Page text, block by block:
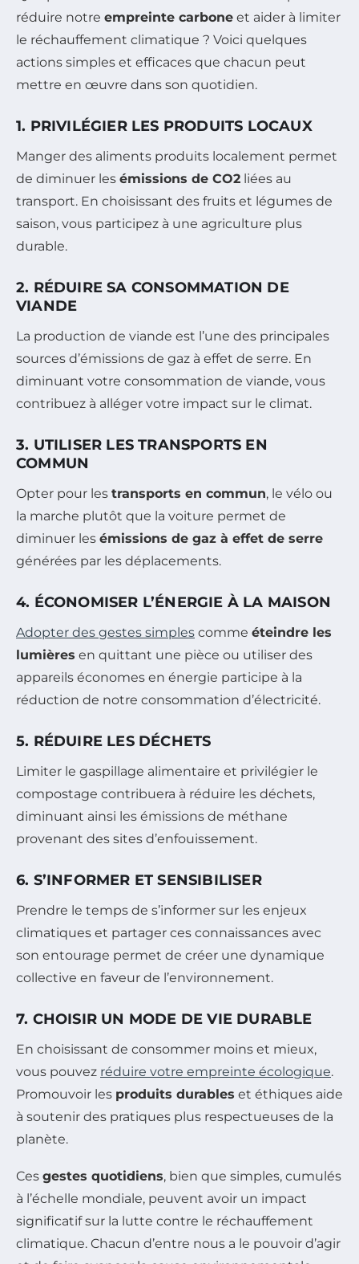
réduire notre empreinte carbone et aider à limiter
le réchauffement climatique ? Voici quelques
actions simples et efficaces que chacun peut
mettre en œuvre dans son quotidien.
1. PRIVILÉGIER LES PRODUITS LOCAUX
Manger des aliments produits localement permet
de diminuer les émissions de CO2 liées au
transport. En choisissant des fruits et légumes de
saison, vous participez à une agriculture plus
durable.
2. RÉDUIRE SA CONSOMMATION DE
VIANDE
La production de viande est l’une des principales
sources d’émissions de gaz à effet de serre. En
diminuant votre consommation de viande, vous
contribuez à alléger votre impact sur le climat.
3. UTILISER LES TRANSPORTS EN
COMMUN
Opter pour les transports en commun, le vélo ou
la marche plutôt que la voiture permet de
diminuer les émissions de gaz à effet de serre
générées par les déplacements.
4. ÉCONOMISER L’ÉNERGIE À LA MAISON
Adopter des gestes simples comme éteindre les
lumières en quittant une pièce ou utiliser des
appareils économes en énergie participe à la
réduction de notre consommation d’électricité.
5. RÉDUIRE LES DÉCHETS
Limiter le gaspillage alimentaire et privilégier le
compostage contribuera à réduire les déchets,
diminuant ainsi les émissions de méthane
provenant des sites d’enfouissement.
6. S’INFORMER ET SENSIBILISER
Prendre le temps de s’informer sur les enjeux
climatiques et partager ces connaissances avec
son entourage permet de créer une dynamique
collective en faveur de l’environnement.
7. CHOISIR UN MODE DE VIE DURABLE
En choisissant de consommer moins et mieux,
vous pouvez réduire votre empreinte écologique.
Promouvoir les produits durables et éthiques aide
à soutenir des pratiques plus respectueuses de la
planète.
Ces gestes quotidiens, bien que simples, cumulés
à l’échelle mondiale, peuvent avoir un impact
significatif sur la lutte contre le réchauffement
climatique. Chacun d’entre nous a le pouvoir d’agir